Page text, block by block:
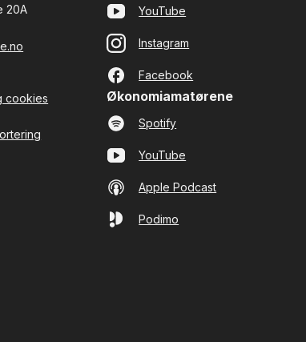
20A
cookies
YouTube
Instagram
Facebook
Økonomiamatørene
Spotify
YouTube
Apple Podcast
Podimo